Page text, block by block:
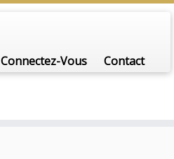
Connectez-Vous Contact